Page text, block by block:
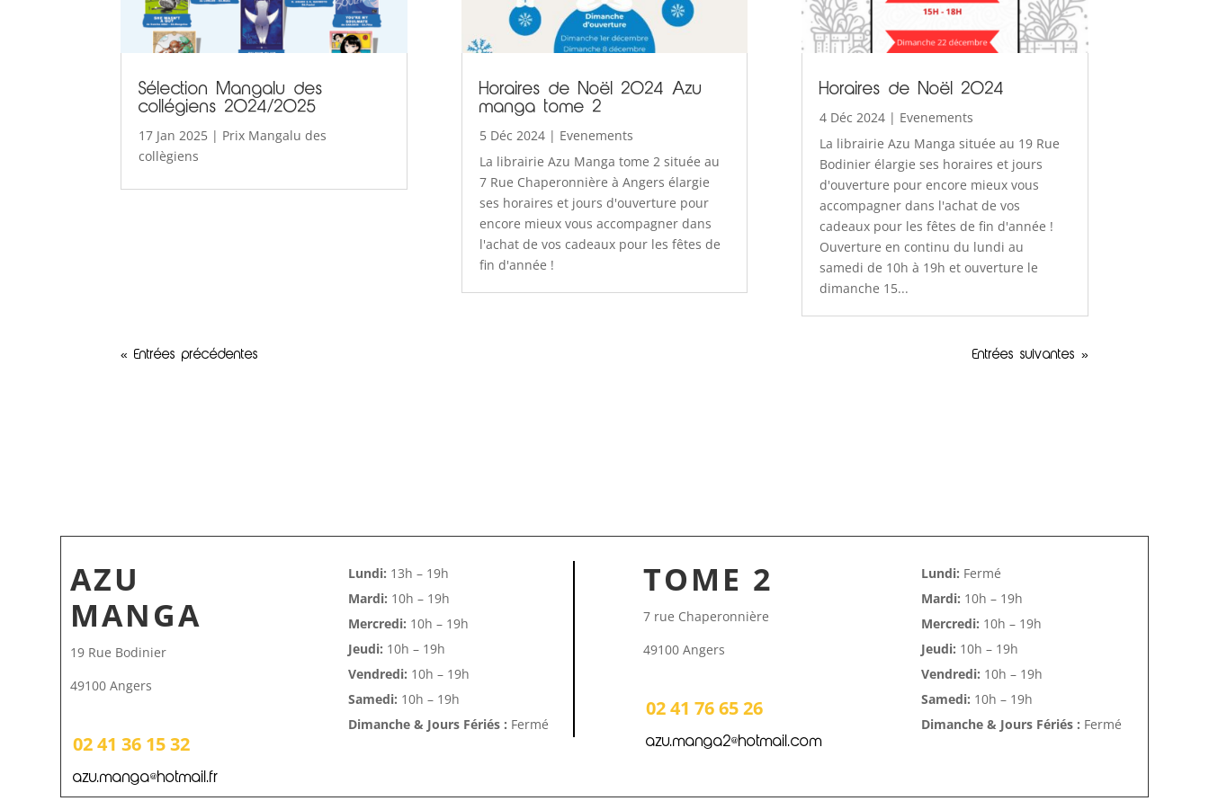
Sélection Mangalu des
collégiens 2024/2025
17 Jan 2025 | Prix Mangalu des
collègiens
Horaires de Noël 2024 Azu
manga tome 2
5 Déc 2024| Evenements
La librairie Azu Manga tome 2 située au
7 Rue Chaperonnière à Angers élargie
ses horaires et jours d'ouverture pour
encore mieux vous accompagner dans
l'achat de vos cadeaux pour les fêtes de
fin d'année !
Horaires de Noël 2024
4 Déc 2024| Evenements
La librairie Azu Manga située au 19 Rue
Bodinier élargie ses horaires et jours
d'ouverture pour encore mieux vous
accompagner dans l'achat de vos
cadeaux pour les fêtes de fin d'année !
Ouverture en continu du lundi au
samedi de 10h à 19h et ouverture le
dimanche 15...
« Entrées précédentes Entrées suivantes »
AZU
MANGA
19 Rue Bodinier
49100 Angers
02 41 36 15 32
azu.manga@hotmail.fr
Lundi: 13h – 19h
Mardi: 10h – 19h
Mercredi: 10h – 19h
Jeudi: 10h – 19h
Vendredi: 10h – 19h
Samedi: 10h – 19h
Dimanche & Jours Fériés : Fermé
TOME 2
7 rue Chaperonnière
49100 Angers
02 41 76 65 26
azu.manga2@hotmail.com
Lundi: Fermé
Mardi: 10h – 19h
Mercredi: 10h – 19h
Jeudi: 10h – 19h
Vendredi: 10h – 19h
Samedi: 10h – 19h
Dimanche & Jours Fériés : Fermé